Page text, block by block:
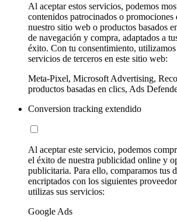
Al aceptar estos servicios, podemos
contenidos patrocinados o promociones
nuestro sitio web o productos basados
de navegación y compra, adaptados a
éxito. Con tu consentimiento,
servicios de terceros en este sitio web:
Meta-Pixel, Microsoft Advertising,
productos basadas en clics, Ads
Conversion tracking extendido
Al aceptar este servicio, podemos
el éxito de nuestra publicidad online y
publicitaria. Para ello, comparamos tus
encriptados con los siguientes
utilizas sus servicios:
Google Ads